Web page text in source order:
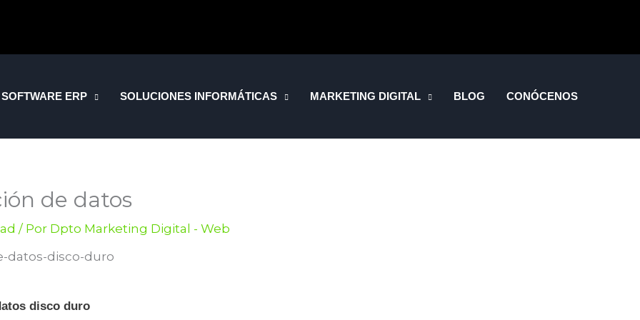
SOFTWARE ERP SOLUCIONES INFORMÁTICAS MARKETING DIGITAL BLOG CONÓCENOS
de datos
/ Por Dpto Marketing Digital - Web
disco duro